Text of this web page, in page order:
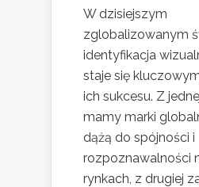
W dzisiejszym
zglobalizowanym
identyfikacja
staje się
ich sukcesu. Z
mamy marki
dążą do spójności i
rozpoznawalności
rynkach, z drugiej